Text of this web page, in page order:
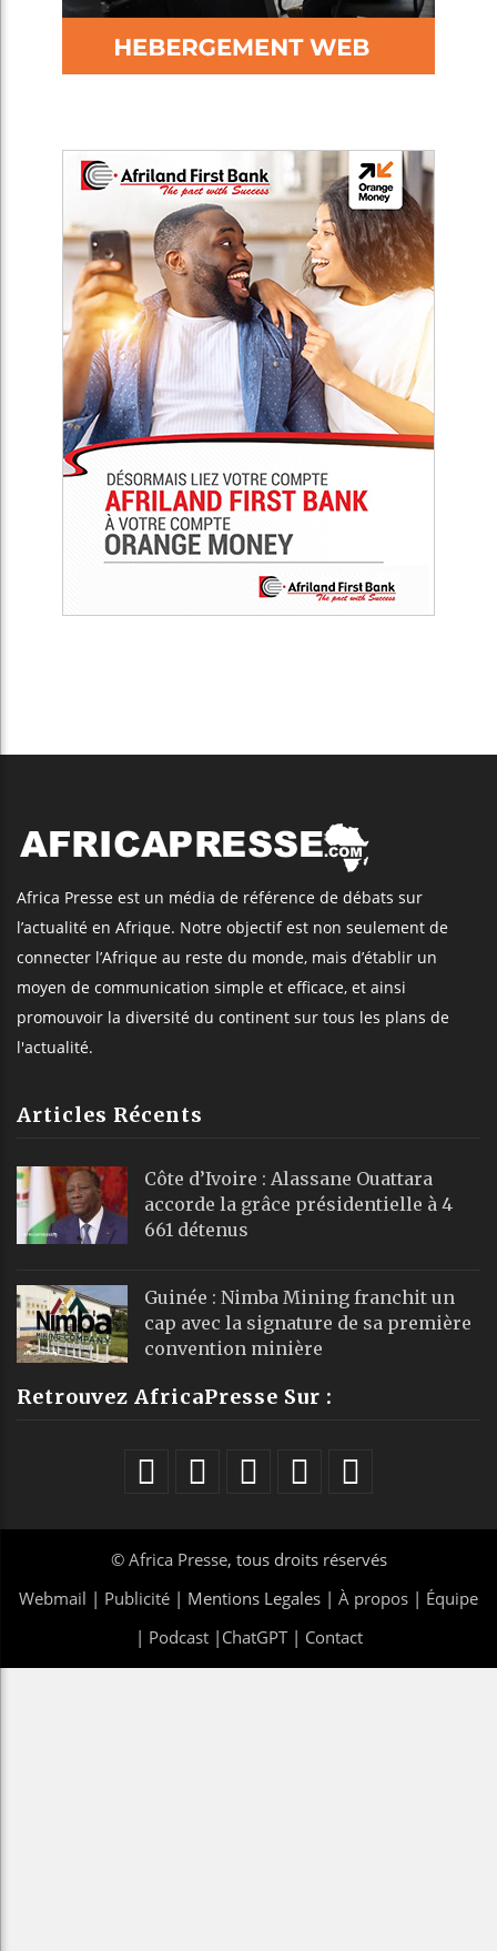
Africa Presse est un média de référence de débats sur
l’actualité en Afrique. Notre objectif est non seulement de
connecter l’Afrique au reste du monde, mais d’établir un
moyen de communication simple et efficace, et ainsi
promouvoir la diversité du continent sur tous les plans de
l'actualité.
Articles Récents
Côte d’Ivoire : Alassane Ouattara
accorde la grâce présidentielle à 4
661 détenus
Guinée : Nimba Mining franchit un
cap avec la signature de sa première
convention minière
Retrouvez AfricaPresse Sur :
© Africa Presse, tous droits réservés
Webmail | Publicité | Mentions Legales | À propos | Équipe
| Podcast| ChatGPT| Contact